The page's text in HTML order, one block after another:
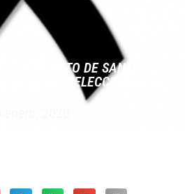
DE SANTIAGO
DEL SELECCIONADOR